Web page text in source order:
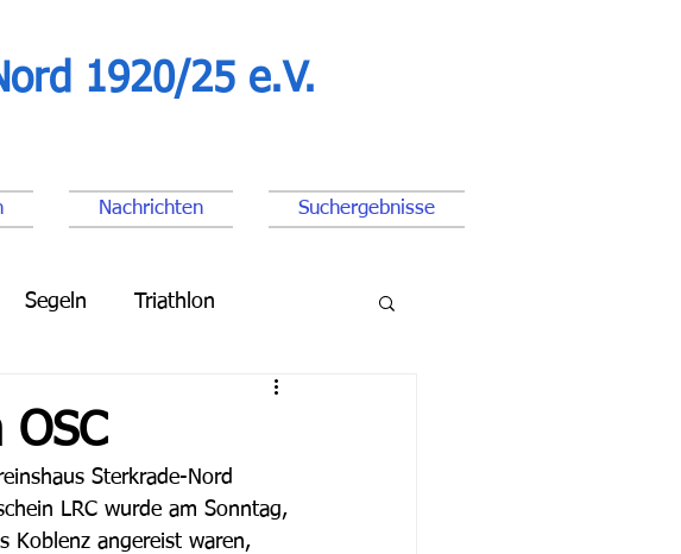
1920/25 e.V.
Nachrichten Suchergebnisse
Segeln Triathlon
Sterkrade-Nord
LRC wurde am Sonntag,
Koblenz angereist waren,